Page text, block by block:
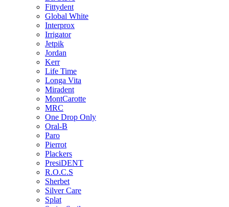
Fittydent
Global White
Interprox
Irrigator
Jetpik
Jordan
Kerr
Life Time
Longa Vita
Miradent
MontCarotte
MRC
One Drop Only
Oral-B
Paro
Pierrot
Plackers
PresiDENT
R.O.C.S
Sherbet
Silver Care
Splat